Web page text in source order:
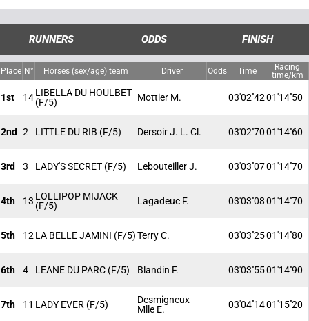
RUNNERS ODDS FINISH
Place N° Horses (sex/age) team Driver Odds Time
Racing
time/km
1st 14LIBELLA DU HOULBET
(F/5)
Mottier M. 03'02''4201'14''50
2nd 2 LITTLE DU RIB (F/5) Dersoir J. L. Cl. 03'02''7001'14''60
3rd 3 LADY'S SECRET (F/5) Lebouteiller J. 03'03''0701'14''70
4th 13 LOLLIPOP MIJACK
(F/5)
Lagadeuc F. 03'03''0801'14''70
5th 12 LA BELLE JAMINI (F/5)Terry C. 03'03''2501'14''80
6th 4 LEANE DU PARC (F/5) Blandin F. 03'03''5501'14''90
7th 11 LADY EVER (F/5)
Desmigneux
Mlle E.
03'04''1401'15''20